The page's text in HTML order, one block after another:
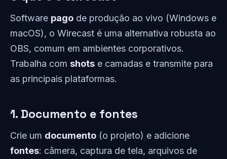
Software pago de produção ao vivo (Windows e
macOS), o Wirecast é uma alternativa robusta ao
OBS, comum em ambientes corporativos.
Trabalha com shots e camadas e transmite para
as principais plataformas.
1. Documento e fontes
Crie um documento (o projeto) e adicione
fontes: câmera, captura de tela, arquivos de